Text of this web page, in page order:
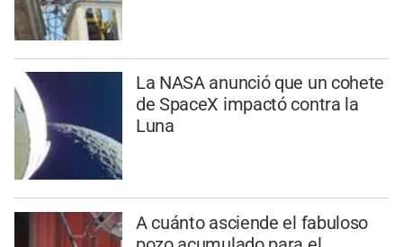
La NASA anunció que un cohete
de SpaceX impactó contra la
Luna
A cuánto asciende el fabuloso